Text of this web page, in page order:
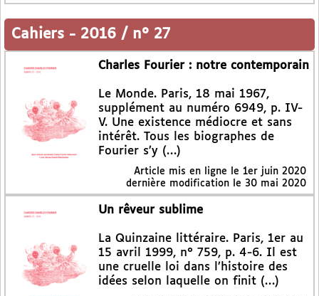
Cahiers - 2016 / n° 27
Charles Fourier : notre contemporain
Le Monde. Paris, 18 mai 1967,
supplément au numéro 6949, p. IV-
V. Une existence médiocre et sans
intérêt. Tous les biographes de
Fourier s’y (…)
Article mis en ligne le 1er juin 2020
dernière modification le 30 mai 2020
Un rêveur sublime
La Quinzaine littéraire. Paris, 1er au
15 avril 1999, n° 759, p. 4-6. Il est
une cruelle loi dans l’histoire des
idées selon laquelle on finit (…)